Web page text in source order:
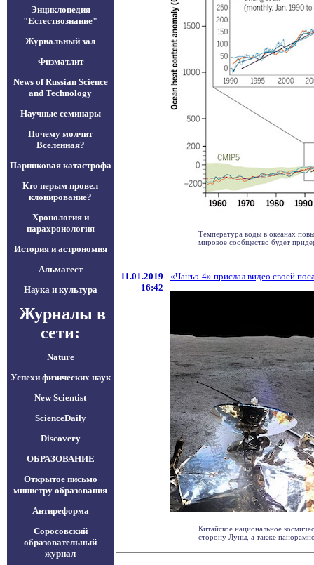
Энциклопедия
"Естествознание"
Журнальный зал
Физматлит
News of Russian Science
and Technology
Научные семинары
Почему молчит
Вселенная?
Парниковая катастрофа
Кто перым провел
клонирование?
Хронология и
парахронология
История и астрономия
Альмагест
Наука и культура
Журналы в
сети:
Nature
Успехи физических наук
New Scientist
ScienceDaily
Discovery
ОБРАЗОВАНИЕ
Открытое письмо
министру образования
Антиреформа
Соросовский
образовательный
журнал
Температура воды в океанах
мировое сообщество будет
11.01.2019
16:42
«Чанъэ-4» прислал видео своей
Китайское национальное
сторону Луны, а также